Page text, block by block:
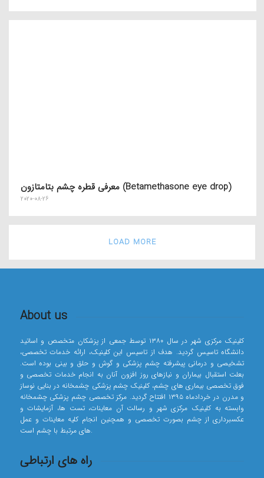
معرفی قطره چشم بتامتازون (Betamethasone eye drop)
2020-08-26
LOAD MORE
About us
کلینیک مرکزی شهر در سال ۱۳۸۰ توسط جمعی از پزشکان متخصص و اساتید
دانشگاه تاسیس گردید. هدف از تاسیس این کلینیک، ارائه خدمات تخصصی،
تشخیصی و درمانی پیشرفته چشم پزشکی و گوش و حلق و بینی بوده است.
بعلت استقبال بیماران و نیازهای روز افزون آنان به انجام خدمات تخصصی و
فوق تخصصی بیماری های چشم، کلینیک چشم پزشکی چشمخانه در بنایی نوساز
و مدرن در خردادماه ۱۳۹۵ افتتاح گردید. مرکز تخصصی چشم پزشکی چشمخانه
وابسته به کلینیک مرکزی شهر و رسالت آن معاینات، تست ها، آزمایشات و
عکسبرداری از چشم بصورت تخصصی و همچنین انجام کلیه معاینات و عمل
های مرتبط با چشم است.
راه های ارتباطی